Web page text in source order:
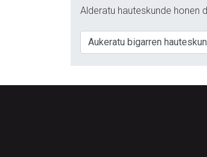
Alderatu hauteskunde honen